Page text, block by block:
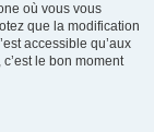
où vous vous
que la modification
accessible qu’aux
le bon moment